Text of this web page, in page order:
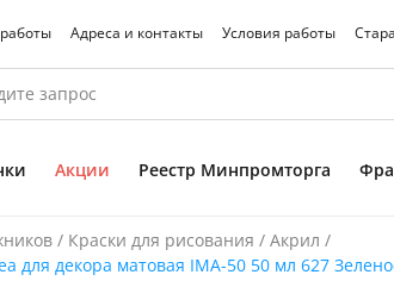
Адреса и контакты Условия работы
Акции Реестр Минпромторга
/ Краски для рисования / Акрил /
для декора матовая IMA-50 50 мл 627